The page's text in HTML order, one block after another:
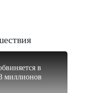
в
миллионов